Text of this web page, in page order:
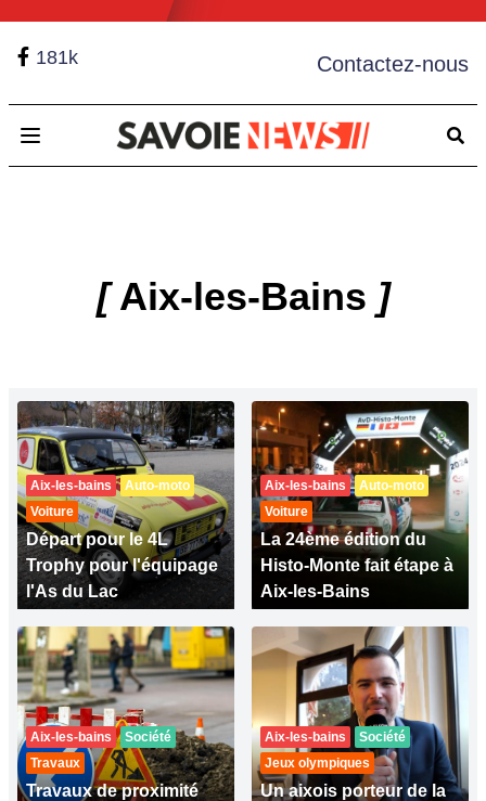
181k Contactez-nous
Open main menu
[Aix-les-Bains ]
Aix-les-bains
Auto-moto
Voiture
Départ pour le 4L
Trophy pour l'équipage
l'As du Lac
Aix-les-bains
Auto-moto
Voiture
La 24ème édition du
Histo-Monte fait étape à
Aix-les-Bains
Aix-les-bains
Société
Travaux
Travaux de proximité
Aix-les-bains
Société
Jeux olympiques
Un aixois porteur de la